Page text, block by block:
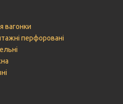
вагонки
перфоровані